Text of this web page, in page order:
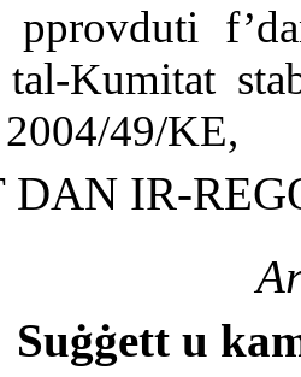
Kumitat
49/KE,
DAN IR-
Suġġett u